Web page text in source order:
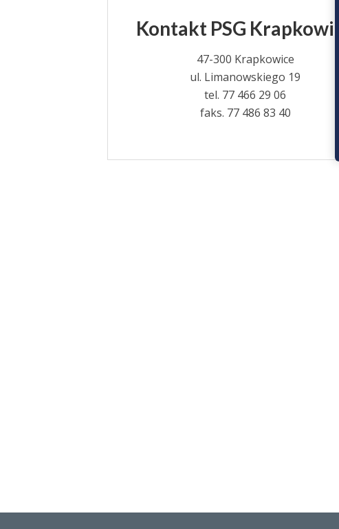
Kontakt PSG
47-300 Krapkowice
ul. Limanowskiego 19
tel. 77 466 29 06
faks. 77 486 83 40